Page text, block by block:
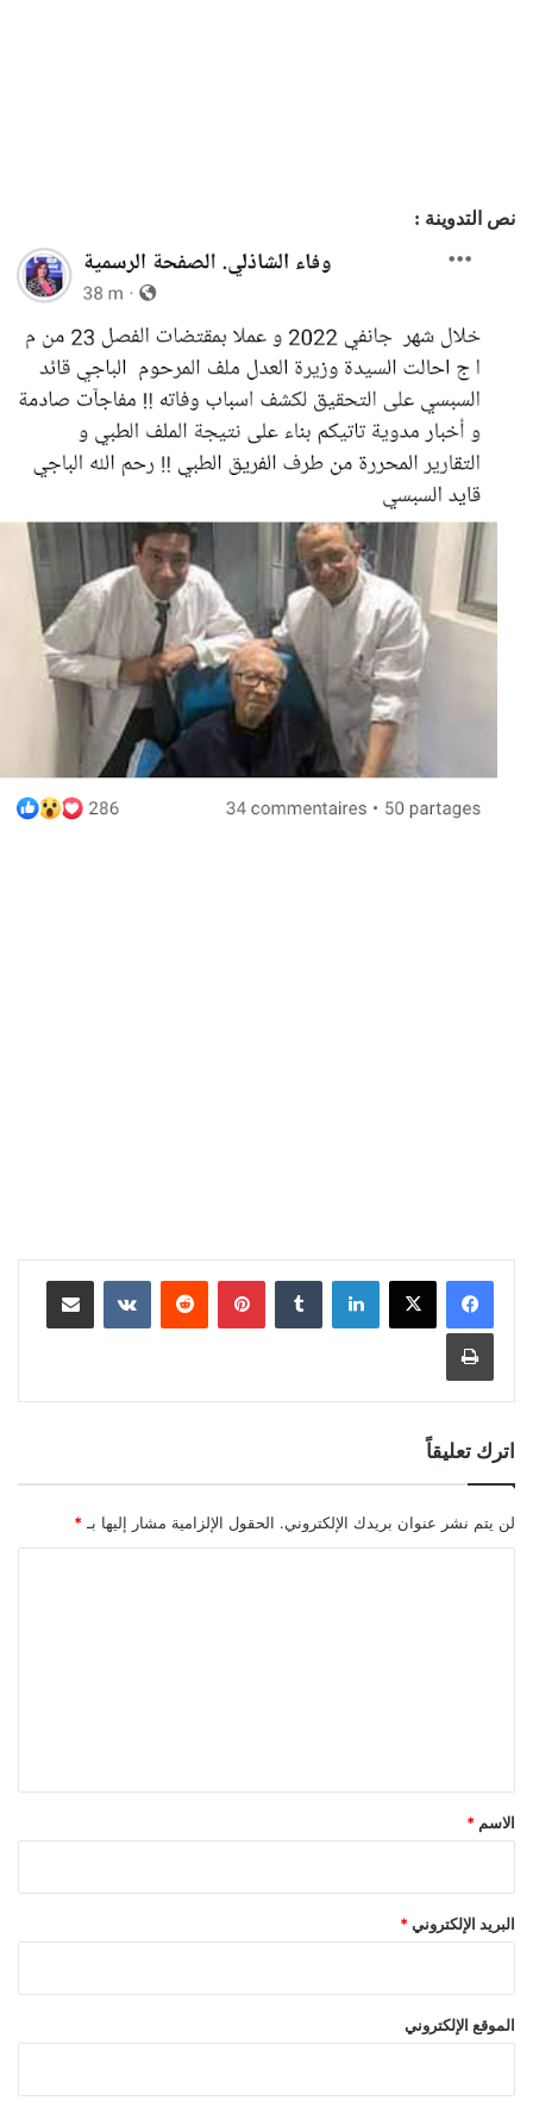
نص التدوينة :
لينكدإن بينتيريست مشاركة عبر البريد
طباعة
اترك تعليقاً
لن يتم نشر عنوان بريدك الإلكتروني. الحقول الإلزامية مشار إليها بـ *
*
الاسم *
البريد الإلكتروني *
الموقع الإلكتروني